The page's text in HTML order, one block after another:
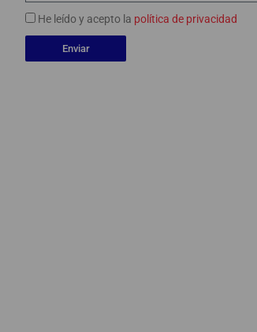
He leído y acepto la política de privacidad
Enviar